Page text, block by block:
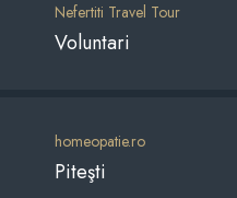
Nefertiti Travel Tour
Voluntari
homeopatie.ro
Piteşti